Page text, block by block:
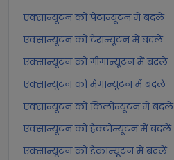
एक्सान्यूटन को पेटान्यूटन में बदलें
एक्सान्यूटन को टेरान्यूटन में बदलें
एक्सान्यूटन को गीगान्यूटन में बदलें
एक्सान्यूटन को मेगान्यूटन में बदलें
एक्सान्यूटन को किलोन्यूटन में बदलें
एक्सान्यूटन को हेक्टोन्यूटन में बदलें
एक्सान्यूटन को डेकान्यूटन में बदलें